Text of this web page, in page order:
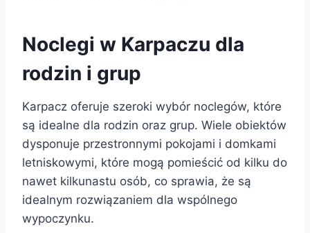
Noclegi w Karpaczu dla
rodzin i grup
Karpacz oferuje szeroki wybór noclegów, które
są idealne dla rodzin oraz grup. Wiele obiektów
dysponuje przestronnymi pokojami i domkami
letniskowymi, które mogą pomieścić od kilku do
nawet kilkunastu osób, co sprawia, że są
idealnym rozwiązaniem dla wspólnego
wypoczynku.